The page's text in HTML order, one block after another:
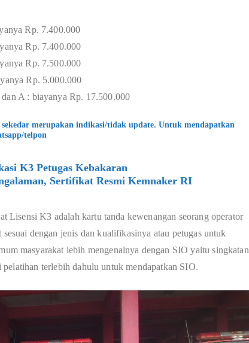
Rp. 7.400.000
Rp. 7.400.000
Rp. 7.500.000
Rp. 5.000.000
A : biayanya Rp. 17.500.000
merupakan indikasi/tidak update. Untuk mendapatkan
telpon
K3 Petugas Kebakaran
Sertifikat Resmi Kemnaker RI
Lisensi K3 adalah kartu tanda kewenangan seorang operator
dengan jenis dan kualifikasinya atau petugas untuk
masyarakat lebih mengenalnya dengan SIO yaitu singkatan
terlebih dahulu untuk mendapatkan SIO.